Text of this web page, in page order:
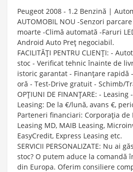
Peugeot 2008 - 1.2 Benzină |
AUTOMOBIL NOU -Senzori
moarte -Climă automată -Faruri
Android Auto Preț negociabil.
FACILITĂȚI PENTRU CLIENȚI: -
stoc - Verificat tehnic înainte de
istoric garantat - Finanțare rapidă
oră - Test-Drive gratuit - Schimb/
OPȚIUNI DE FINANȚARE: -
Leasing: De la €/lună, avans €,
Parteneri financiari: Corporația de
Leasing MD, MAIB Leasing,
EasyCredit, Express Leasing etc.
SERVICII PERSONALIZATE: Nu ai
stoc? O putem aduce la comandă
din Europa. Oferim consiliere